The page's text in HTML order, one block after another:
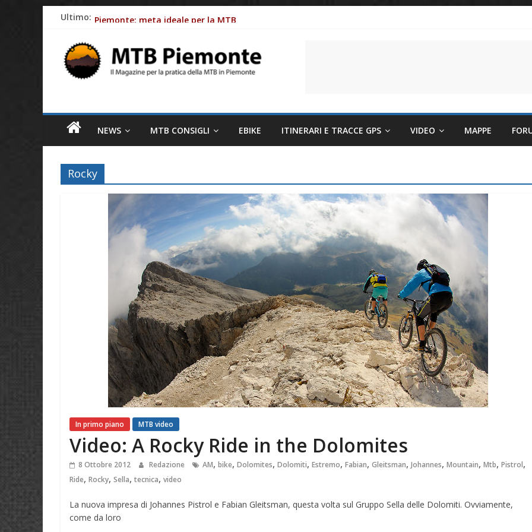
content
Ultimo: Fasce cardio: perchè monitorare al meglio il battito cardiaco
Batterie e-Bike: gli impatti ambientali
Ciclismo e allergie primaverili: 8 consigli per evitare sintomi e mantenere la performance
MTB
Piemonte
Il
magazine
pratica
della
NEWS MTB CONSIGLI EBIKE ITINERARI E TRACCE GPS VIDEO MAPPE
Rocky
In primo piano MTB video
Video: A Rocky Ride in the Dolomites
8 Ottobre 2012 Redazione AM, bike, Dolomites, Dolomiti, Estremo, Fabian, Gleitsman, Johannes, Mountain, Mtb, Pistrol,
Ride, Rocky, Sella, tecnica, video
La nuova impresa di Johannes Pistrol e Fabian Gleitsman, questa volta sul Gruppo Sella delle Dolomiti. Ovviamente,
come da loro